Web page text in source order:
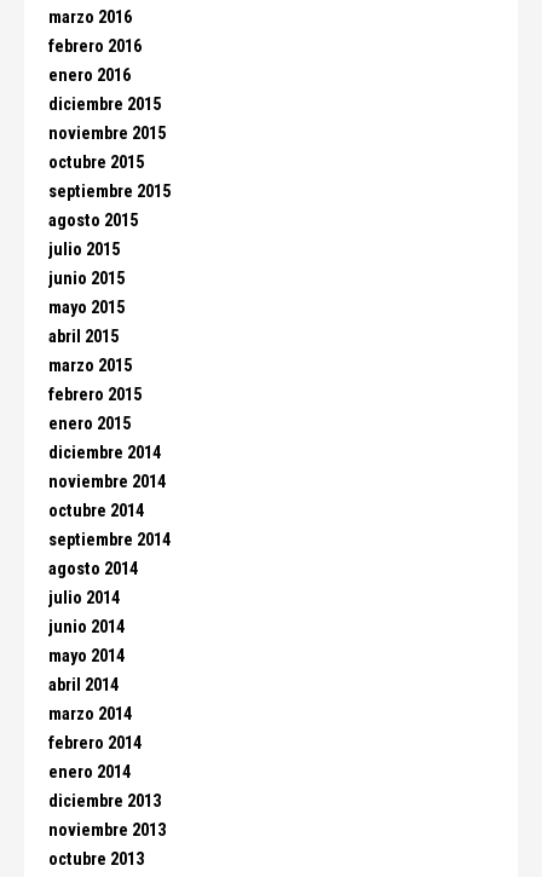
marzo 2016
febrero 2016
enero 2016
diciembre 2015
noviembre 2015
octubre 2015
septiembre 2015
agosto 2015
julio 2015
junio 2015
mayo 2015
abril 2015
marzo 2015
febrero 2015
enero 2015
diciembre 2014
noviembre 2014
octubre 2014
septiembre 2014
agosto 2014
julio 2014
junio 2014
mayo 2014
abril 2014
marzo 2014
febrero 2014
enero 2014
diciembre 2013
noviembre 2013
octubre 2013